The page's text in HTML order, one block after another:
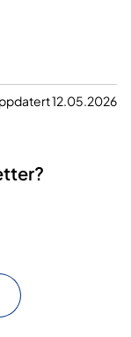
12.05.2026